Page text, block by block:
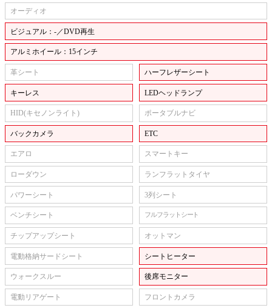
オーディオ
ビジュアル：-／DVD再生
アルミホイール：15インチ
革シート ハーフレザーシート
キーレス LEDヘッドランプ
HID(キセノンライト) ポータブルナビ
バックカメラ ETC
エアロ スマートキー
ローダウン ランフラットタイヤ
パワーシート 3列シート
ベンチシート フルフラットシート
チップアップシート オットマン
電動格納サードシート シートヒーター
ウォークスルー 後席モニター
電動リアゲート フロントカメラ